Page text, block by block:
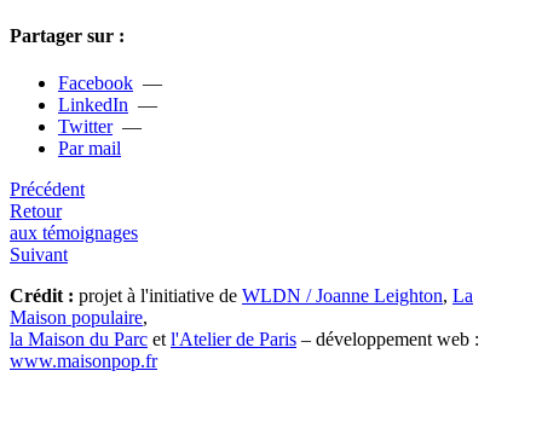
Partager sur :
Facebook —
LinkedIn —
Twitter—
Par mail
Précédent
Retour
aux témoignages
Suivant
Crédit : projet à l'initiative de WLDN / Joanne Leighton, La
Maison populaire,
la Maison du Parc et l'Atelier de Paris – développement web :
www.maisonpop.fr